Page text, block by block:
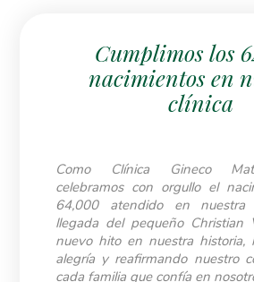
Cumplimos los
nacimientos en
clínica
Como Clínica Gineco
celebramos con orgullo el
64,000 atendido en nuestra
llegada del pequeño Christian
nuevo hito en nuestra historia,
alegría y reafirmando nuestro
cada familia que confía en